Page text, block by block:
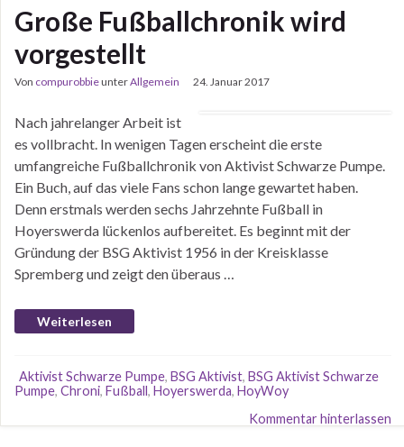
Große Fußballchronik wird
vorgestellt
Von compurobbieunterAllgemein 24. Januar 2017
Nach jahrelanger Arbeit ist
es vollbracht. In wenigen Tagen erscheint die erste
umfangreiche Fußballchronik von Aktivist Schwarze Pumpe.
Ein Buch, auf das viele Fans schon lange gewartet haben.
Denn erstmals werden sechs Jahrzehnte Fußball in
Hoyerswerda lückenlos aufbereitet. Es beginnt mit der
Gründung der BSG Aktivist 1956 in der Kreisklasse
Spremberg und zeigt den überaus …
Weiterlesen
Aktivist Schwarze Pumpe, BSG Aktivist, BSG Aktivist Schwarze
Pumpe, Chroni, Fußball, Hoyerswerda, HoyWoy
Kommentar hinterlassen